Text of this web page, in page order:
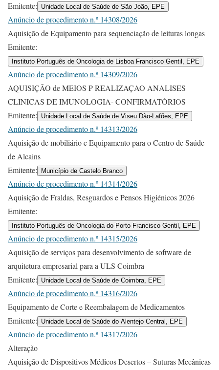
Emitente:
Unidade Local de Saúde de São João, EPE
Anúncio de procedimento n.º 14308/2026
Aquisição de Equipamento para sequenciação de leituras longas
Emitente:
Instituto Português de Oncologia de Lisboa Francisco Gentil, EPE
Anúncio de procedimento n.º 14309/2026
AQUISIÇÃO de MEIOS P REALIZAÇAO ANALISES
CLINICAS DE IMUNOLOGIA- CONFIRMATÓRIOS
Emitente:
Unidade Local de Saúde de Viseu Dão-Lafões, EPE
Anúncio de procedimento n.º 14313/2026
Aquisição de mobiliário e Equipamento para o Centro de Saúde
de Alcains
Emitente:
Município de Castelo Branco
Anúncio de procedimento n.º 14314/2026
Aquisição de Fraldas, Resguardos e Pensos Higiénicos 2026
Emitente:
Instituto Português de Oncologia do Porto Francisco Gentil, EPE
Anúncio de procedimento n.º 14315/2026
Aquisição de serviços para desenvolvimento de software de
arquitetura empresarial para a ULS Coimbra
Emitente:
Unidade Local de Saúde de Coimbra, EPE
Anúncio de procedimento n.º 14316/2026
Equipamento de Corte e Reembalagem de Medicamentos
Emitente:
Unidade Local de Saúde do Alentejo Central, EPE
Anúncio de procedimento n.º 14317/2026
Alteração
Aquisição de Dispositivos Médicos Desertos – Suturas Mecânicas